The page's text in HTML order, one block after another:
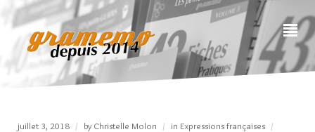
juillet 3, 2018 by Christelle Molon in Expressions françaises